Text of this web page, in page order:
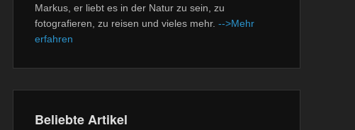
Markus, er liebt es in der Natur zu sein, zu
fotografieren, zu reisen und vieles mehr. -->Mehr
erfahren
Beliebte Artikel